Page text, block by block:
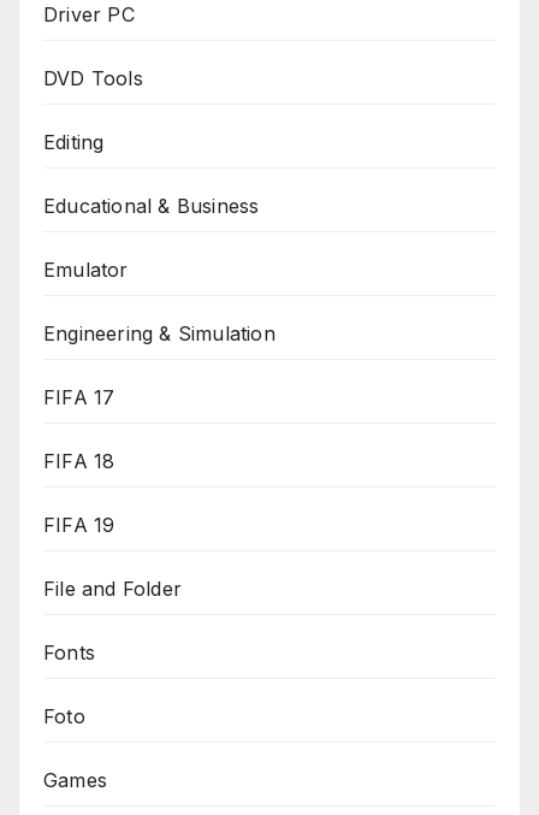
Driver PC
DVD Tools
Editing
Educational & Business
Emulator
Engineering & Simulation
FIFA 17
FIFA 18
FIFA 19
File and Folder
Fonts
Foto
Games